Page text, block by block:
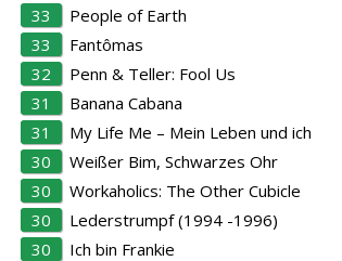
33
People of Earth
33
Fantômas
32
Penn & Teller: Fool Us
31
Banana Cabana
31
My Life Me – Mein Leben und ich
30
Weißer Bim, Schwarzes Ohr
30
Workaholics: The Other Cubicle
30
Lederstrumpf (1994 -1996)
30
Ich bin Frankie